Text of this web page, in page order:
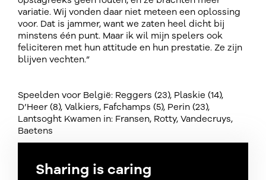
variatie. Wij vonden daar niet meteen een oplossing
voor. Dat is jammer, want we zaten heel dicht bij
minstens één punt. Maar ik wil mijn spelers ook
feliciteren met hun attitude en hun prestatie. Ze zijn
blijven vechten.”
Speelden voor België: Reggers (23), Plaskie (14),
D’Heer (8), Valkiers, Fafchamps (5), Perin (23),
Lantsoght Kwamen in: Fransen, Rotty, Vandecruys,
Baetens
Sharing is caring